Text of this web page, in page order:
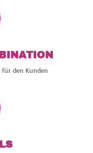
für den Kunden